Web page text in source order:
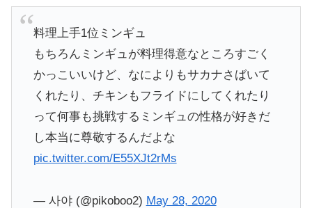
料理上手1位ミンギュ
もちろんミンギュが料理得意なところすごく
かっこいいけど、なによりもサカナさばいて
くれたり、チキンもフライドにしてくれたり
って何事も挑戦するミンギュの性格が好きだ
し本当に尊敬するんだよな
pic.twitter.com/E55XJt2rMs
— 사야 (@pikoboo2) May 28, 2020